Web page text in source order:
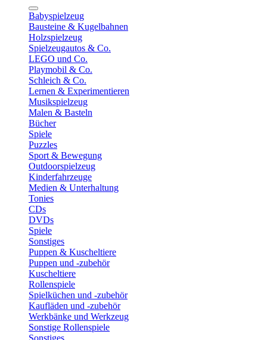
Babyspielzeug
Bausteine & Kugelbahnen
Holzspielzeug
Spielzeugautos & Co.
LEGO und Co.
Playmobil & Co.
Schleich & Co.
Lernen & Experimentieren
Musikspielzeug
Malen & Basteln
Bücher
Spiele
Puzzles
Sport & Bewegung
Outdoorspielzeug
Kinderfahrzeuge
Medien & Unterhaltung
Tonies
CDs
DVDs
Spiele
Sonstiges
Puppen & Kuscheltiere
Puppen und -zubehör
Kuscheltiere
Rollenspiele
Spielküchen und -zubehör
Kaufläden und -zubehör
Werkbänke und Werkzeug
Sonstige Rollenspiele
Sonstiges